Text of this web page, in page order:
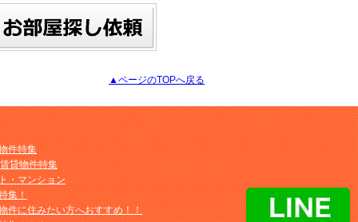
▲ページのTOPへ戻る
件特集
貸物件特集
・マンション
集！
件に住みたい方へおすすめ！！